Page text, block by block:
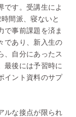
です。受講生によ
間派、寝ないと
で事前課題を済ま
であり、新入生の
、自分にあったス
最後には予習時に
イント資料のサプ
ルな接点が限られ